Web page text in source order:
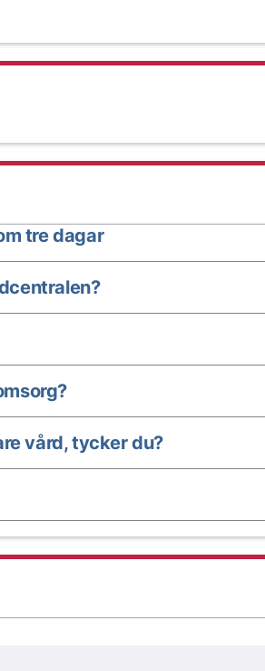
tre dagar
vård, tycker du?